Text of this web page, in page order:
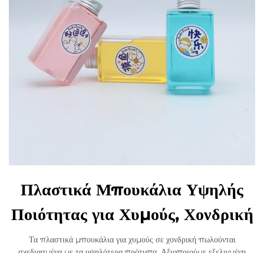
Πλαστικά Μπουκάλια Υψηλής
Ποιότητας για Χυμούς, Χονδρική
Τα πλαστικά μπουκάλια για χυμούς σε χονδρική πωλούνται